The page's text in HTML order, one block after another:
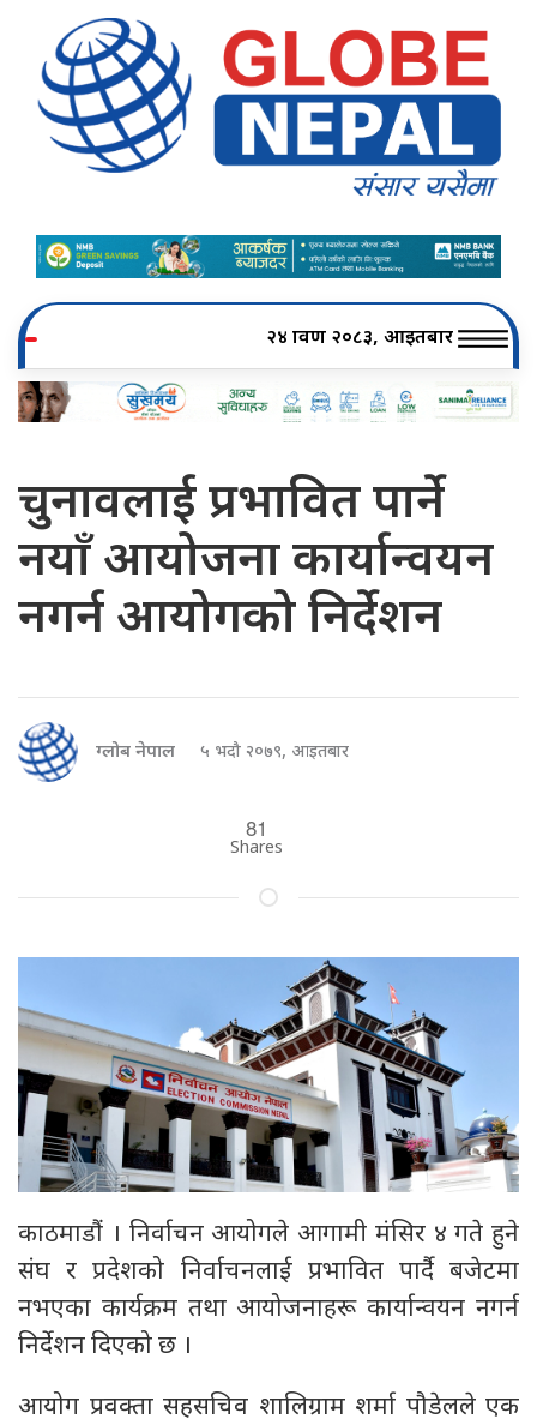
२४ श्रावण २०८३, आइतबार
चुनावलाई प्रभावित पार्ने
नयाँ आयोजना कार्यान्वयन
नगर्न आयोगको निर्देशन
ग्लोब नेपाल ५ भदौ २०७९, आइतबार
81
Shares
काठमाडौं । निर्वाचन आयोगले आगामी मंसिर ४ गते हुने
संघ र प्रदेशको निर्वाचनलाई प्रभावित पार्दै बजेटमा
नभएका कार्यक्रम तथा आयोजनाहरू कार्यान्वयन नगर्न
निर्देशन दिएको छ ।
आयोग प्रवक्ता सहसचिव शालिग्राम शर्मा पौडेलले एक